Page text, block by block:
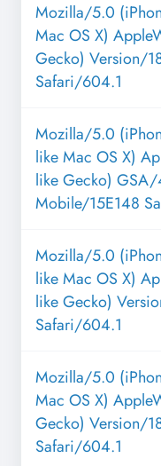
Mozilla/5.0
Mac OS X)
Gecko) Version/
Safari/604.1
Mozilla/5.0
like Mac OS X)
like Gecko)
Mobile/15E148
Mozilla/5.0
like Mac OS X)
like Gecko)
Safari/604.1
Mozilla/5.0
Mac OS X)
Gecko) Version/
Safari/604.1